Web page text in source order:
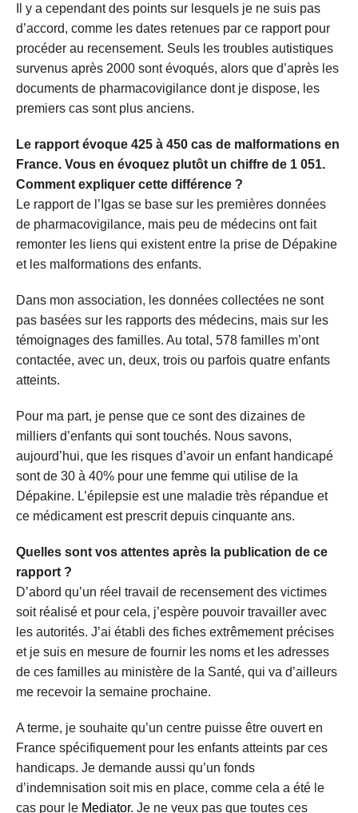
Il y a cependant des points sur lesquels je ne suis pas
d’accord, comme les dates retenues par ce rapport pour
procéder au recensement. Seuls les troubles autistiques
survenus après 2000 sont évoqués, alors que d’après les
documents de pharmacovigilance dont je dispose, les
premiers cas sont plus anciens.
Le rapport évoque 425 à 450 cas de malformations en
France. Vous en évoquez plutôt un chiffre de 1 051.
Comment expliquer cette différence ?
Le rapport de l’Igas se base sur les premières données
de pharmacovigilance, mais peu de médecins ont fait
remonter les liens qui existent entre la prise de Dépakine
et les malformations des enfants.
Dans mon association, les données collectées ne sont
pas basées sur les rapports des médecins, mais sur les
témoignages des familles. Au total, 578 familles m’ont
contactée, avec un, deux, trois ou parfois quatre enfants
atteints.
Pour ma part, je pense que ce sont des dizaines de
milliers d’enfants qui sont touchés. Nous savons,
aujourd’hui, que les risques d’avoir un enfant handicapé
sont de 30 à 40% pour une femme qui utilise de la
Dépakine. L’épilepsie est une maladie très répandue et
ce médicament est prescrit depuis cinquante ans.
Quelles sont vos attentes après la publication de ce
rapport ?
D’abord qu’un réel travail de recensement des victimes
soit réalisé et pour cela, j’espère pouvoir travailler avec
les autorités. J’ai établi des fiches extrêmement précises
et je suis en mesure de fournir les noms et les adresses
de ces familles au ministère de la Santé, qui va d’ailleurs
me recevoir la semaine prochaine.
A terme, je souhaite qu’un centre puisse être ouvert en
France spécifiquement pour les enfants atteints par ces
handicaps. Je demande aussi qu’un fonds
d’indemnisation soit mis en place, comme cela a été le
cas pour le Mediator. Je ne veux pas que toutes ces